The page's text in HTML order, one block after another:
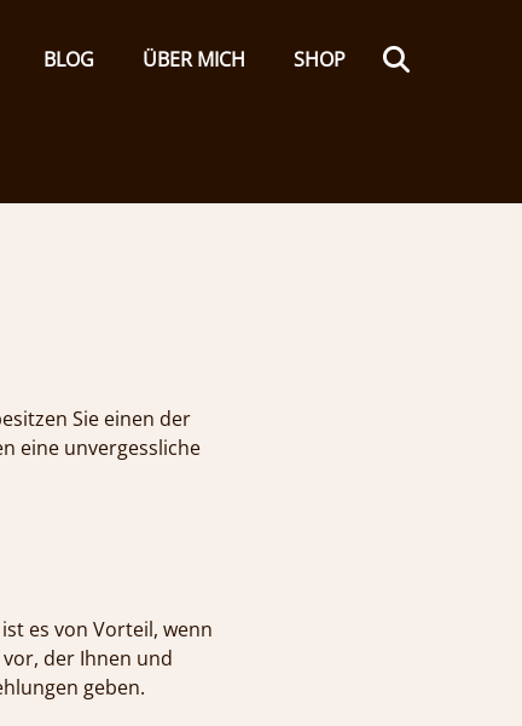
BLOG ÜBER MICH SHOP
Sie einen der
eine unvergessliche
es von Vorteil, wenn
der Ihnen und
geben.